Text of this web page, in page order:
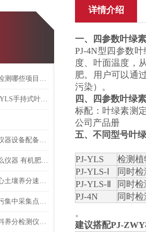
植物营养测定仪都能检测哪些项目以及用户如何选购？
天津高校科研热销PJ-YLS手持式叶绿素测定仪
生物有机肥料化验室仪器设备配备表及计量检定要求
有机肥实验室需要什么仪器 有机肥实验室仪器清单
耕地质量监测保护中心土壤养分速测仪
【解决方案】畜禽粪污集中采集点建设无害还田监测仪器设备
【支持定制】土壤肥料养分检测仪项目合作如何定制关键项？
详情介绍
一、
四参数叶绿
PJ-4N型四参数
度、叶面温度，
肥。用户可以通
污染）。
四、四参数叶绿
标配：叶绿素测
公司产品册
五、不同型号叶
PJ-YLS
检测
PJ-YLS-Ⅰ
同时
PJ-YLS-Ⅱ
同时
PJ-4N
同时
。
建议搭配PJ-